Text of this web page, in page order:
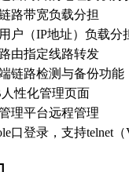
路带宽负载分担
户（IP地址）负载分
由指定线路转发
链路检测与备份功能
性化管理页面
理平台远程管理
口登录，支持telnet